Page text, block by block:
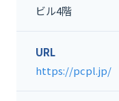
ビル4階
URL
https://pcpl.jp/